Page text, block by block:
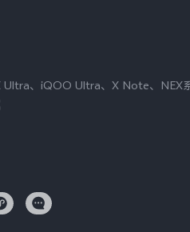
Ultra、iQOO Ultra、X Note、NEX